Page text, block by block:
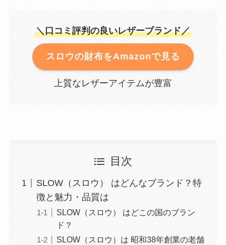
＼口コミ評判の良いレザーブランド／
スロウの財布をAmazonで見る
上質なレザーアイテムが豊富
目次
SLOW（スロウ） はどんなブランド？特
徴と魅力・品質は
SLOW（スロウ） はどこの国のブラン
ド？
SLOW（スロウ）は 昭和38年創業の老舗